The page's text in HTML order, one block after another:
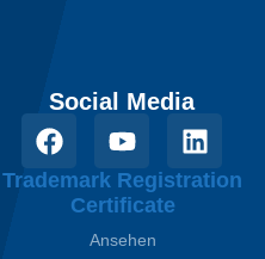
Social Media
Trademark Registration
Certificate
Ansehen